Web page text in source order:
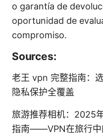
o garantía de
oportunidad de
compromiso.
Sources:
老王 vpn 完整指南：
隐私保护全覆盖
旅游推荐相机：2025
指南——VPN在旅行中